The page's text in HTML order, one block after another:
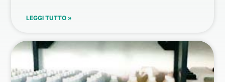
LEGGI TUTTO »